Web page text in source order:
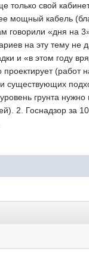
свой
мощный кабель
говорили «дня на
на эту тему не
и «в этом году
(работ
существующих
грунта нужно
2. Госнадзор за